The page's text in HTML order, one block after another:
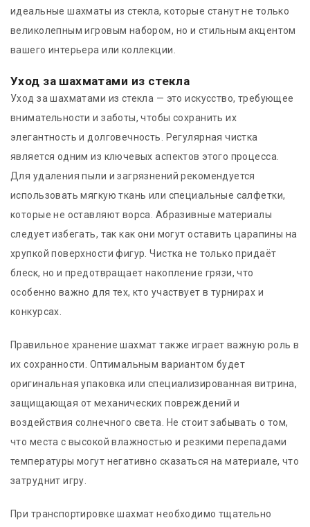
идеальные шахматы из стекла, которые станут не только
великолепным игровым набором, но и стильным акцентом
вашего интерьера или коллекции.
Уход за шахматами из стекла
Уход за шахматами из стекла — это искусство, требующее
внимательности и заботы, чтобы сохранить их
элегантность и долговечность. Регулярная чистка
является одним из ключевых аспектов этого процесса.
Для удаления пыли и загрязнений рекомендуется
использовать мягкую ткань или специальные салфетки,
которые не оставляют ворса. Абразивные материалы
следует избегать, так как они могут оставить царапины на
хрупкой поверхности фигур. Чистка не только придаёт
блеск, но и предотвращает накопление грязи, что
особенно важно для тех, кто участвует в турнирах и
конкурсах.
Правильное хранение шахмат также играет важную роль в
их сохранности. Оптимальным вариантом будет
оригинальная упаковка или специализированная витрина,
защищающая от механических повреждений и
воздействия солнечного света. Не стоит забывать о том,
что места с высокой влажностью и резкими перепадами
температуры могут негативно сказаться на материале, что
затруднит игру.
При транспортировке шахмат необходимо тщательно